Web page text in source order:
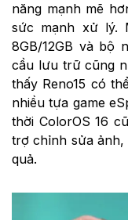
năng mạnh mẽ
sức mạnh xử lý.
8GB/12GB và bộ
cầu lưu trữ cũng
thấy Reno15 có
nhiều tựa game
thời ColorOS 16
trợ chỉnh sửa
quả.